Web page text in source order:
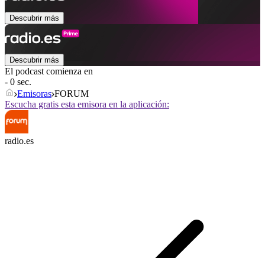
Descubrir más
Descubrir más
El podcast comienza en
- 0 sec.
Emisoras FORUM
Escucha gratis esta emisora en la aplicación:
radio.es